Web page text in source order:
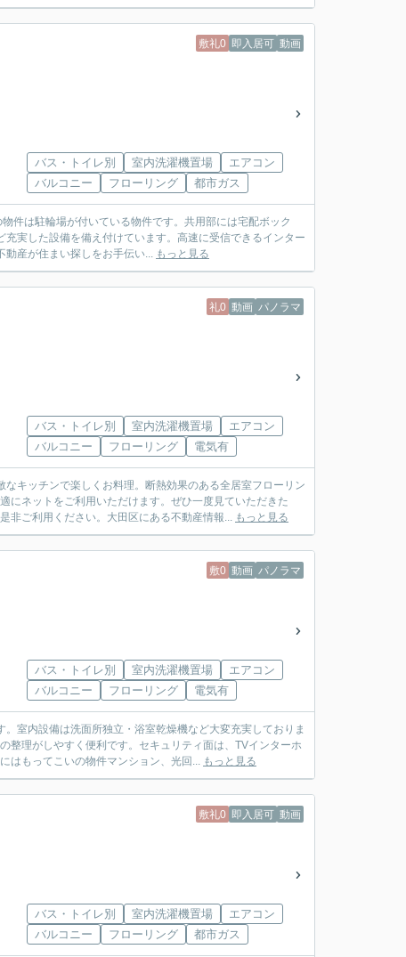
敷礼0 即入居可 動画
バス・トイレ別 室内洗濯機置場
エアコン
バルコニー
フローリング 都市ガス
件は駐輪場が付いている物件です。共用部には宅配ボック
実した設備を備え付けています。高速に受信できるインター
動産が住まい探しをお手伝い... もっと見る
礼0 動画 パノラマ
バス・トイレ別 室内洗濯機置場
エアコン
バルコニー
フローリング 電気有
キッチンで楽しくお料理。断熱効果のある全居室フローリン
にネットをご利用いただけます。ぜひ一度見ていただきた
非ご利用ください。大田区にある不動産情報... もっと見る
敷0 動画 パノラマ
バス・トイレ別 室内洗濯機置場
エアコン
バルコニー
フローリング 電気有
室内設備は洗面所独立・浴室乾燥機など大変充実しておりま
整理がしやすく便利です。セキュリティ面は、TVインターホ
はもってこいの物件マンション、光回... もっと見る
敷礼0 即入居可 動画
バス・トイレ別 室内洗濯機置場
エアコン
バルコニー
フローリング 都市ガス